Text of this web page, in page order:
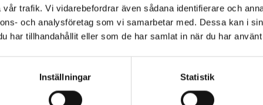
trafik. Vi vidarebefordrar även sådana identifierare och
och analysföretag som vi samarbetar med. Dessa kan i
har tillhandahållit eller som de har samlat in när du har
Inställningar Statistik